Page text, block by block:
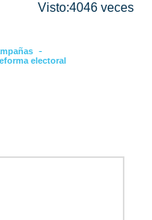
Visto:4046 veces
-
electoral